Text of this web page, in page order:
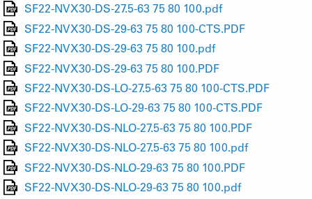
SF22-NVX30-DS-27.5-63 75 80 100.pdf
SF22-NVX30-DS-29-63 75 80 100-CTS.PDF
SF22-NVX30-DS-29-63 75 80 100.pdf
SF22-NVX30-DS-29-63 75 80 100.PDF
SF22-NVX30-DS-LO-27.5-63 75 80 100-CTS.PDF
SF22-NVX30-DS-LO-29-63 75 80 100-CTS.PDF
SF22-NVX30-DS-NLO-27.5-63 75 80 100.PDF
SF22-NVX30-DS-NLO-27.5-63 75 80 100.pdf
SF22-NVX30-DS-NLO-29-63 75 80 100.PDF
SF22-NVX30-DS-NLO-29-63 75 80 100.pdf